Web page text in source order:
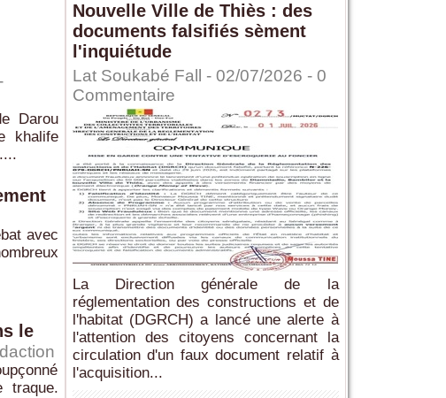
-
Darou
khalife
avec
le
traque.
Nouvelle Ville de Thiès : des
documents falsifiés sèment
l'inquiétude
Lat Soukabé Fall - 02/07/2026 - 0
Commentaire
La Direction générale de la
réglementation des constructions et de
l'habitat (DGRCH) a lancé une alerte à
l'attention des citoyens concernant la
circulation d'un faux document relatif à
l'acquisition...